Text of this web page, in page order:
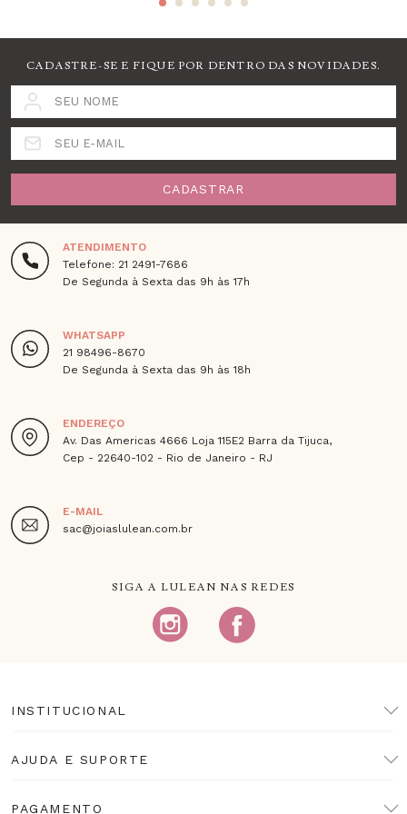
CADASTRE-SE E FIQUE POR DENTRO DAS NOVIDADES.
SEU NOME
SEU E-MAIL
CADASTRAR
ATENDIMENTO
Telefone: 21 2491-7686
De Segunda à Sexta das 9h às 17h
WHATSAPP
21 98496-8670
De Segunda à Sexta das 9h às 18h
ENDEREÇO
Av. Das Americas 4666 Loja 115E2 Barra da Tijuca,
Cep - 22640-102 - Rio de Janeiro - RJ
E-MAIL
sac@joiaslulean.com.br
SIGA A LULEAN NAS REDES
INSTITUCIONAL
AJUDA E SUPORTE
PAGAMENTO